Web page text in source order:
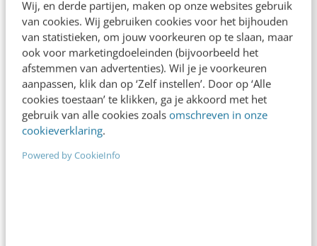
Wij, en derde partijen, maken op onze websites gebruik
van cookies. Wij gebruiken cookies voor het bijhouden
van statistieken, om jouw voorkeuren op te slaan, maar
ook voor marketingdoeleinden (bijvoorbeeld het
afstemmen van advertenties). Wil je je voorkeuren
aanpassen, klik dan op ‘Zelf instellen’. Door op ‘Alle
cookies toestaan’ te klikken, ga je akkoord met het
gebruik van alle cookies zoals omschreven in onze
cookieverklaring.
Powered by CookieInfo
een goed begin, maar deze technologie
ontwikkelt zich snel. Het is belangrijk om op de
hoogte te blijven van de nieuwste
mogelijkheden in videogesprekken. Zo kun je je
klanten buiten de traditionele
communicatiekanalen ook blijven kunnen
helpen bij minder vaak voorkomende situaties.